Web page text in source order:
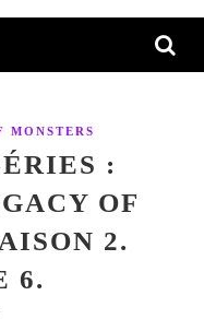
MONSTERS
:
OF
2.
6.